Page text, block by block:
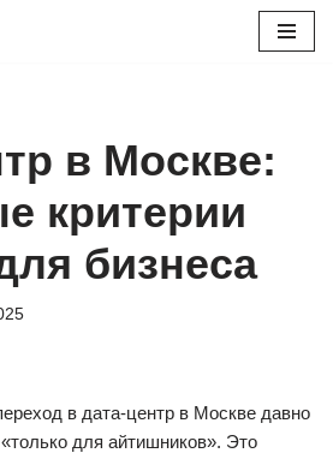
в Москве:
критерии
бизнеса
в дата-центр в Москве давно
для айтишников». Это